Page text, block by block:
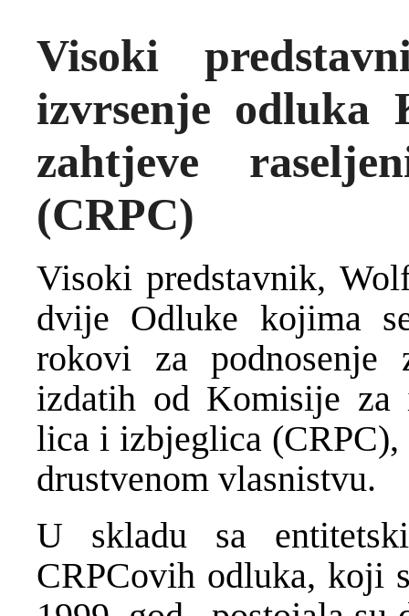
Visoki
izvrsenje odluka
zahtjeve
(CRPC)
Visoki predstavnik,
dvije Odluke kojima
rokovi za podnosenje
izdatih od Komisije za
lica i izbjeglica (CRPC),
drustvenom vlasnistvu.
U skladu sa
CRPCovih odluka, koji